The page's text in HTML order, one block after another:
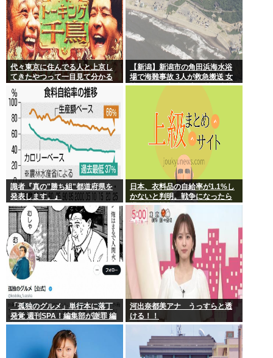
代々東京に住んでる人と上京し
てきたやつって一目見て分かる
よね。あれなんで？
【新潟】新潟市の角田浜海水浴
場で海難事故 3人が救急搬送 女
性と男児が心肺停止 男性は意識
識者『真の"勝ち組"都道府県を
発表します。』
日本、衣料品の自給率が1.1%し
かないと判明。戦争になったら
裸で戦う模様www
「孤独のグルメ」単行本に落丁
発覚 週刊SPA！編集部が謝罪 編
集・印刷工程で不備
河出奈都美アナ うっすらと透
ける！！